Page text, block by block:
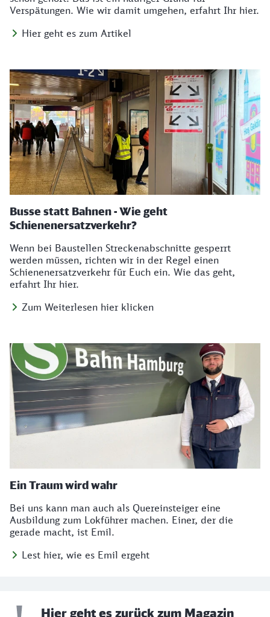
Verspätungen. Wie wir damit umgehen, erfahrt Ihr hier.
Hier geht es zum Artikel
Busse statt Bahnen - Wie geht
Schienenersatzverkehr?
Wenn bei Baustellen Streckenabschnitte gesperrt
werden müssen, richten wir in der Regel einen
Schienenersatzverkehr für Euch ein. Wie das geht,
erfahrt Ihr hier.
Zum Weiterlesen hier klicken
Ein Traum wird wahr
Bei uns kann man auch als Quereinsteiger eine
Ausbildung zum Lokführer machen. Einer, der die
gerade macht, ist Emil.
Lest hier, wie es Emil ergeht
Hier geht es zurück zum Magazin